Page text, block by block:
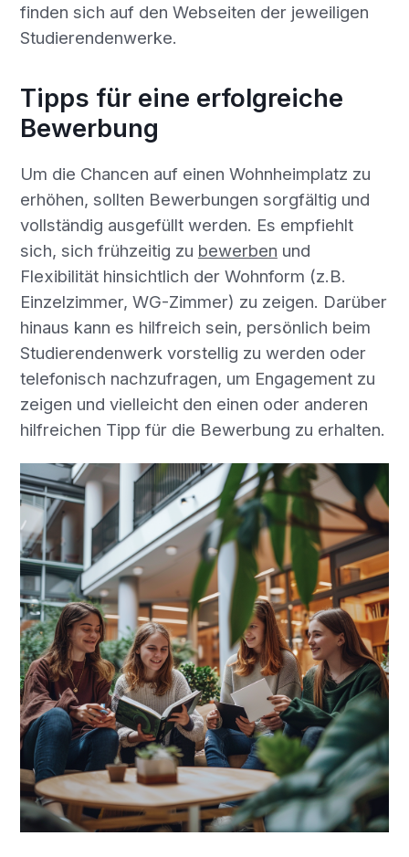
finden sich auf den Webseiten der jeweiligen
Studierendenwerke.
Tipps für eine erfolgreiche
Bewerbung
Um die Chancen auf einen Wohnheimplatz zu
erhöhen, sollten Bewerbungen sorgfältig und
vollständig ausgefüllt werden. Es empfiehlt
sich, sich frühzeitig zu bewerben und
Flexibilität hinsichtlich der Wohnform (z.B.
Einzelzimmer, WG-Zimmer) zu zeigen. Darüber
hinaus kann es hilfreich sein, persönlich beim
Studierendenwerk vorstellig zu werden oder
telefonisch nachzufragen, um Engagement zu
zeigen und vielleicht den einen oder anderen
hilfreichen Tipp für die Bewerbung zu erhalten.